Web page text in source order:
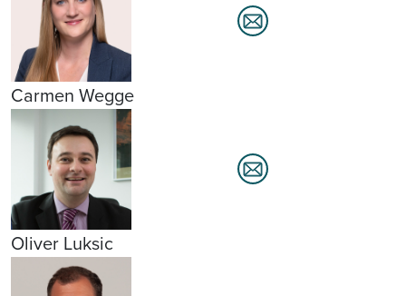
Carmen Wegge
Oliver Luksic